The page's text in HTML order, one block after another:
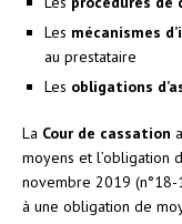
Les mécanismes
au prestataire
Les obligations
La Cour de cassation
moyens et l’obligation
novembre 2019
à une obligation de